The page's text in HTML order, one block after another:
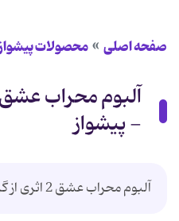
صفحه اصلی محصولات
- پیشواز
آلبوم محراب عشق 2 اثری از گروه محراب - پیشواز